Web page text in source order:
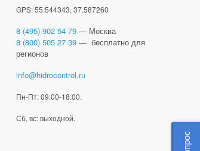
GPS: 55.544343, 37.587260
8 (495) 902 54 79 — Москва
8 (800) 505 27 39 — бесплатно для
регионов
info@hidrocontrol.ru
Пн-Пт: 09.00-18.00.
Сб, вс: выходной.